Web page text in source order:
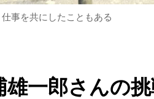
事を共にしたこともある
雄一郎さんの